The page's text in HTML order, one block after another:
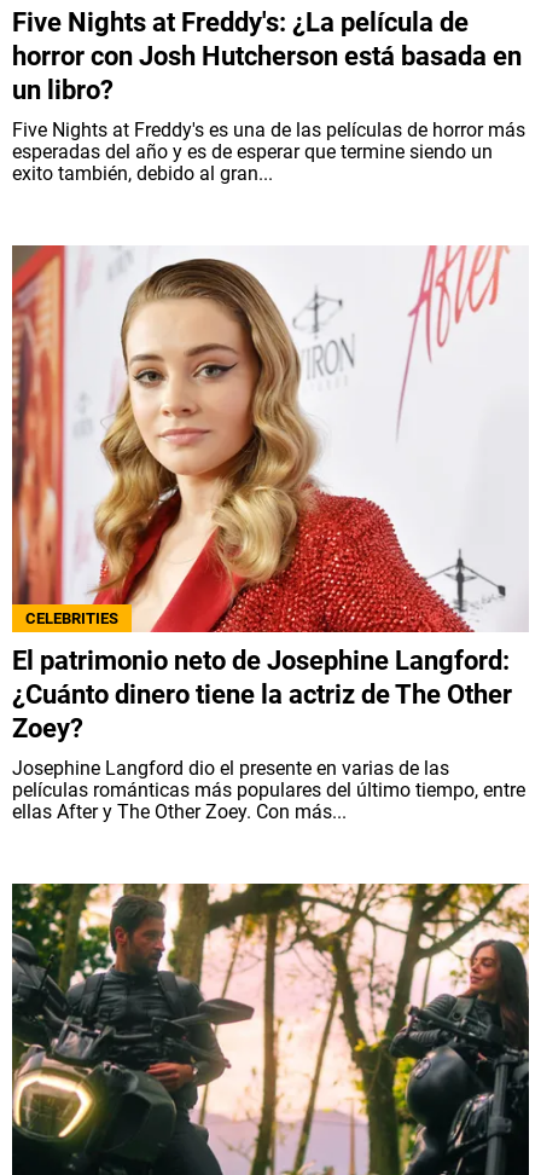
Five Nights at Freddy's: ¿La película de
horror con Josh Hutcherson está basada en
un libro?
Five Nights at Freddy's es una de las películas de horror más
esperadas del año y es de esperar que termine siendo un
exito también, debido al gran...
CELEBRITIES
El patrimonio neto de Josephine Langford:
¿Cuánto dinero tiene la actriz de The Other
Zoey?
Josephine Langford dio el presente en varias de las
películas románticas más populares del último tiempo, entre
ellas After y The Other Zoey. Con más...